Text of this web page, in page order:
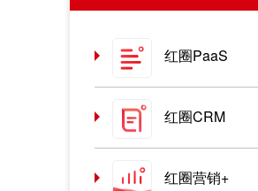
红圈PaaS
红圈CRM
红圈营销+